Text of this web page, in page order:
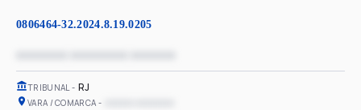
0806464-32.2024.8.19.0205
TRIBUNAL RJ
VARA / COMARCA